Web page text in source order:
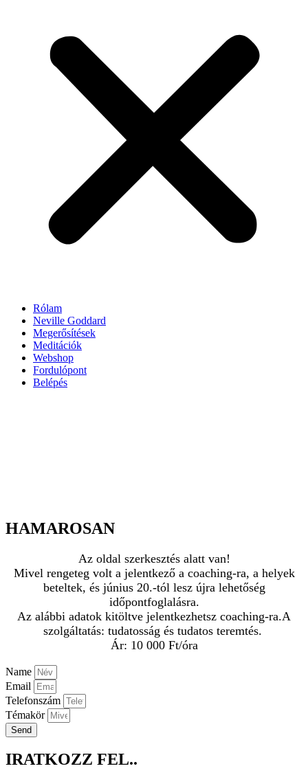
Rólam
Neville Goddard
Megerősítések
Meditációk
Webshop
Fordulópont
Belépés
HAMAROSAN
Az oldal szerkesztés alatt van!
Mivel rengeteg volt a jelentkező a coaching-ra, a helyek
beteltek, és június 20.-tól lesz újra lehetőség
időpontfoglalásra.
Az alábbi adatok kitöltve jelentkezhetsz coaching-ra.A
szolgáltatás: tudatosság és tudatos teremtés.
Ár: 10 000 Ft/óra
Name
Email
Telefonszám
Témakör
Send
IRATKOZZ FEL..